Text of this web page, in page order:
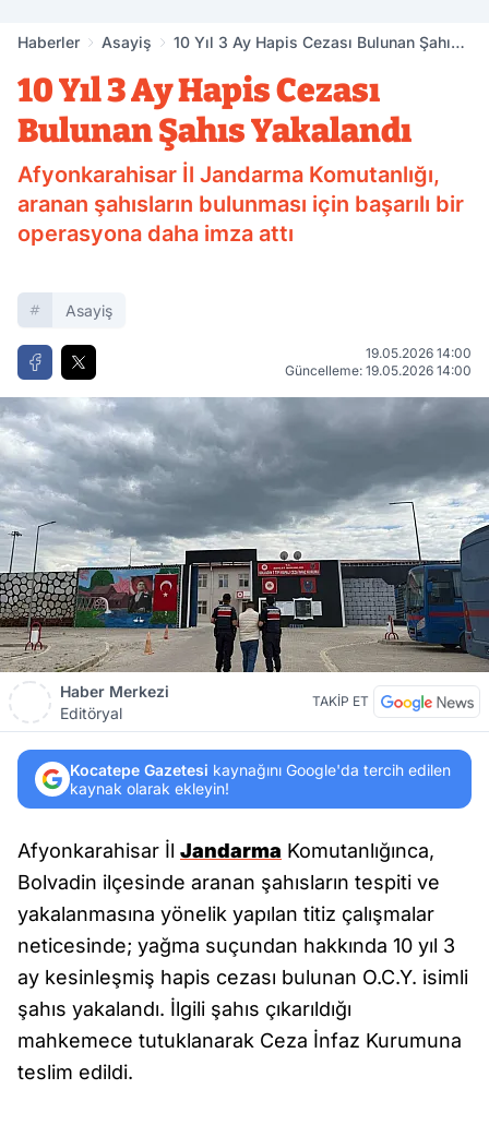
Haberler Asayiş
10 Yıl 3 Ay Hapis Cezası Bulunan Şahıs
10 Yıl 3 Ay Hapis Cezası
Bulunan Şahıs Yakalandı
Afyonkarahisar İl Jandarma Komutanlığı,
aranan şahısların bulunması için başarılı bir
operasyona daha imza attı
Asayiş
19.05.2026 14:00
Güncelleme: 19.05.2026 14:00
Haber Merkezi
Editöryal
TAKİP ET
Kocatepe Gazetesi kaynağını Google'da tercih edilen
kaynak olarak ekleyin!
Afyonkarahisar İl Jandarma Komutanlığınca,
Bolvadin ilçesinde aranan şahısların tespiti ve
yakalanmasına yönelik yapılan titiz çalışmalar
neticesinde; yağma suçundan hakkında 10 yıl 3
ay kesinleşmiş hapis cezası bulunan O.C.Y. isimli
şahıs yakalandı. İlgili şahıs çıkarıldığı
mahkemece tutuklanarak Ceza İnfaz Kurumuna
teslim edildi.